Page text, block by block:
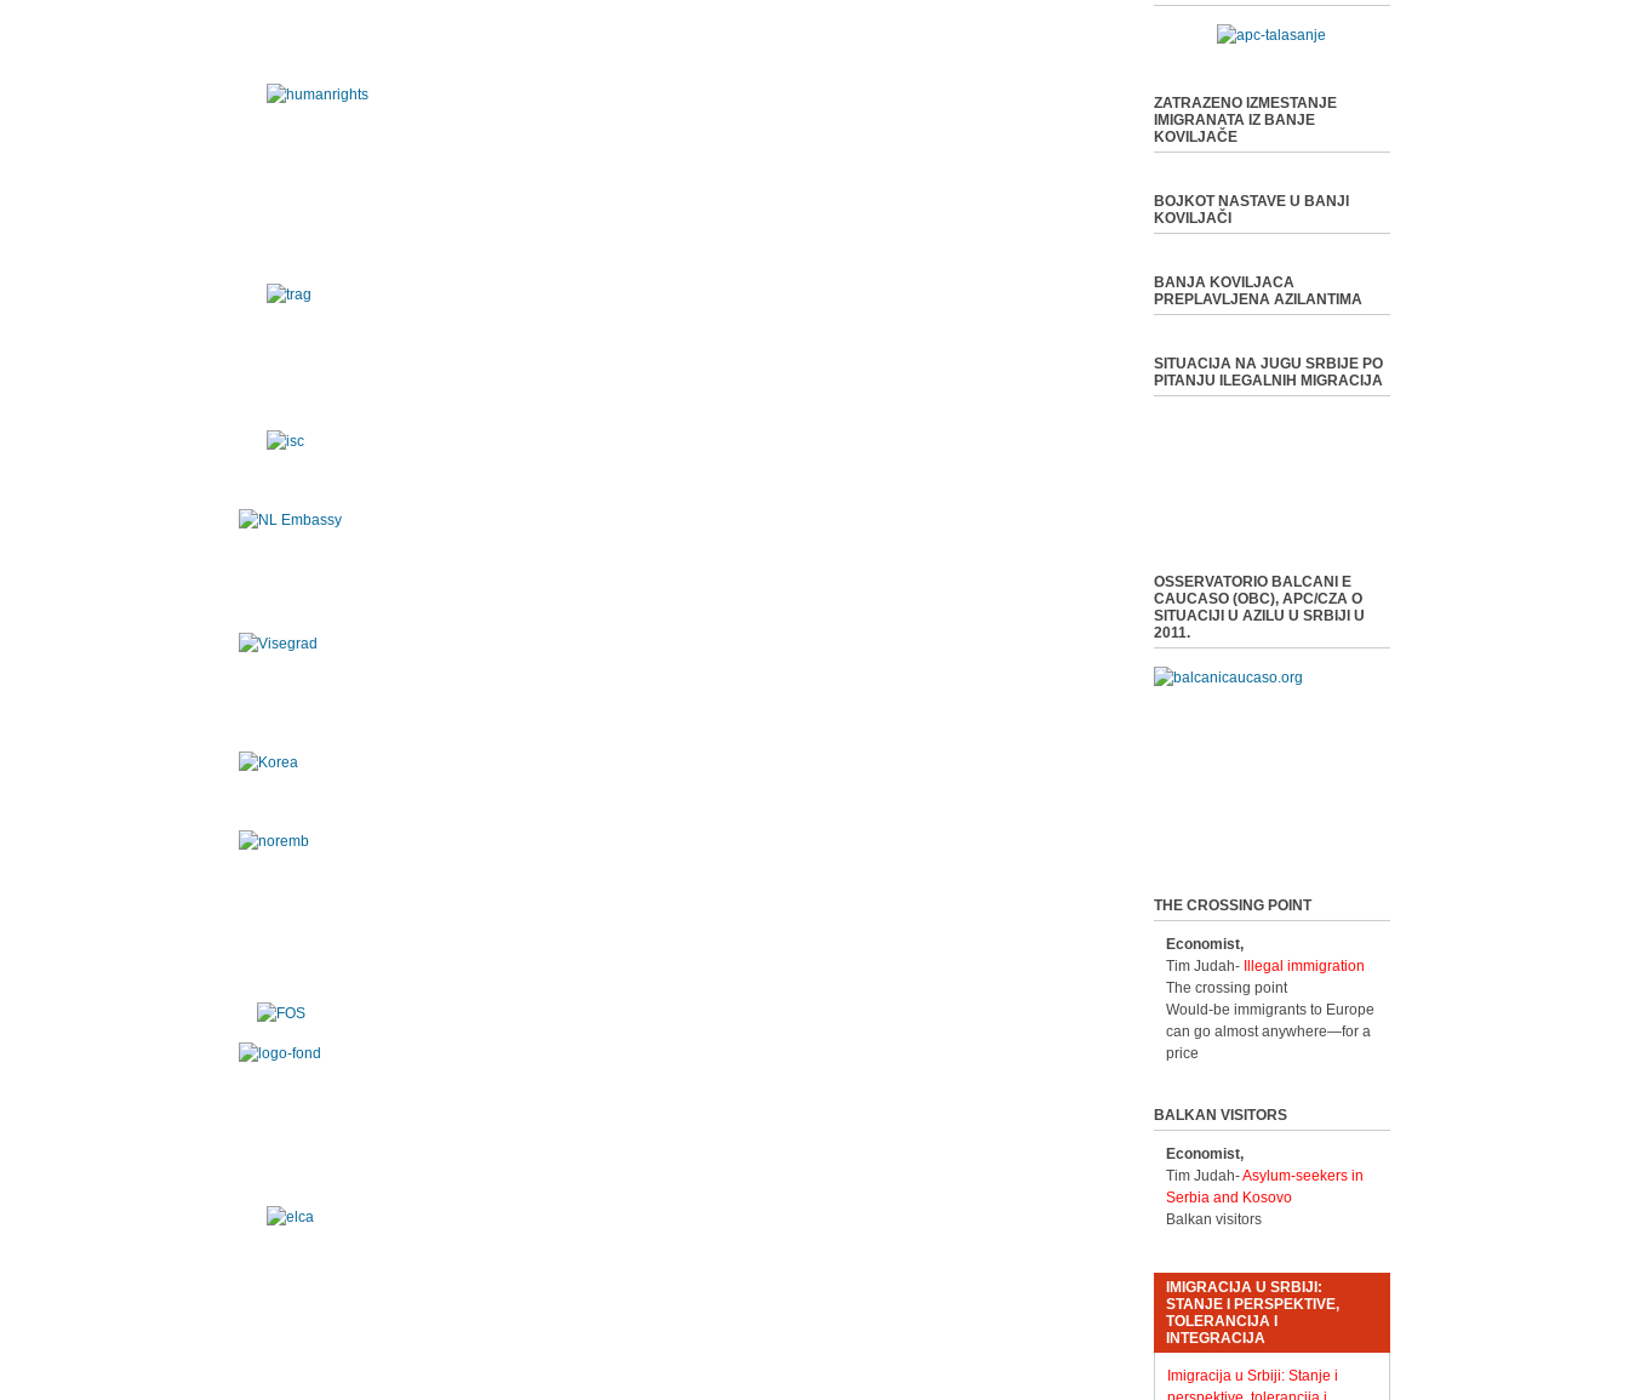
ZATRAZENO IZMESTANJE
IMIGRANATA IZ BANJE
KOVILJAČE
BOJKOT NASTAVE U BANJI
KOVILJAČI
BANJA KOVILJACA
PREPLAVLJENA AZILANTIMA
SITUACIJA NA JUGU SRBIJE PO
PITANJU ILEGALNIH MIGRACIJA
OSSERVATORIO BALCANI E
CAUCASO (OBC), APC/CZA O
SITUACIJI U AZILU U SRBIJI U
2011.
THE CROSSING POINT
Economist,
Tim Judah-
Illegal immigration
The crossing point
Would-be immigrants to Europe
can go almost anywhere—for a
price
BALKAN VISITORS
Economist,
Tim Judah-Asylum-seekers in
Serbia and Kosovo
Balkan visitors
IMIGRACIJA U SRBIJI:
STANJE I PERSPEKTIVE,
TOLERANCIJA I
INTEGRACIJA
Imigracija u Srbiji: Stanje i